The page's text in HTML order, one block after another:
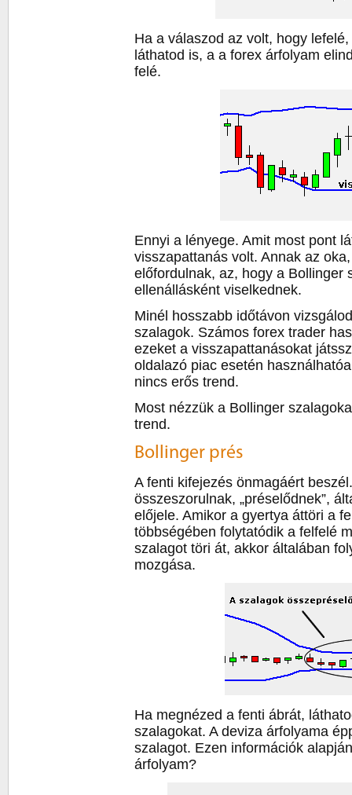
Ha a válaszod az volt, hogy
láthatod is, a a forex árfolyam
felé.
Ennyi a lényege. Amit most pont
visszapattanás volt. Annak az
előfordulnak, az, hogy a Bollinger
ellenállásként viselkednek.
Minél hosszabb időtávon
szalagok. Számos forex trader
ezeket a visszapattanásokat
oldalazó piac esetén
nincs erős trend.
Most nézzük a Bollinger
trend.
Bollinger prés
A fenti kifejezés önmagáért
összeszorulnak, „préselődnek”,
előjele. Amikor a gyertya áttöri a
többségében folytatódik a felfelé
szalagot töri át, akkor általában
mozgása.
Ha megnézed a fenti ábrát,
szalagokat. A deviza árfolyama
szalagot. Ezen információk
árfolyam?